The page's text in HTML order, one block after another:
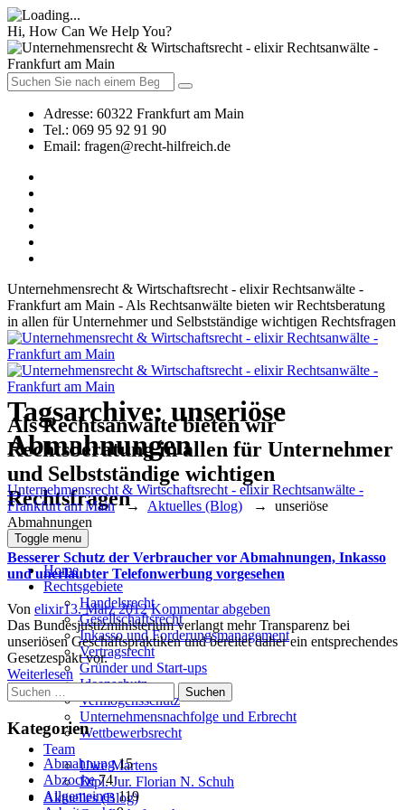
Hi, How Can We Help You?
Adresse: 60322 Frankfurt am Main
Tel.: 069 95 92 91 90
Email: fragen@recht-hilfreich.de
Unternehmensrecht & Wirtschaftsrecht - elixir Rechtsanwälte -
Frankfurt am Main - Als Rechtsanwälte bieten wir Rechtsberatung
in allen für Unternehmer und Selbstständige wichtigen Rechtsfragen
Als Rechtsanwälte bieten wir
Rechtsberatung in allen für Unternehmer
und Selbstständige wichtigen
Rechtsfragen
Toggle menu
Home
Rechtsgebiete
Handelsrecht
Gesellschaftsrecht
Inkasso und Forderungsmanagement
Vertragsrecht
Gründer und Start-ups
Ideenschutz
Vermögensschutz
Unternehmensnachfolge und Erbrecht
Wettbewerbsrecht
Team
Uwe Martens
Dipl. Jur. Florian N. Schuh
Aktuelles (Blog)
Tagsarchive:unseriöse
Abmahnungen
Unternehmensrecht & Wirtschaftsrecht - elixir Rechtsanwälte -
Frankfurt am Main → Aktuelles (Blog) → unseriöse
Abmahnungen
Besserer Schutz der Verbraucher vor Abmahnungen, Inkasso
und unerlaubter Telefonwerbung vorgesehen
Author
Von elixirPosted
on
13. März 2012 Kommentar abgeben
Das Bundesjustizministerium verlangt mehr Transparenz bei
unseriösen Geschäftspraktiken und bereitet daher ein entsprechendes
Gesetzespakt vor.
Weiterlesen
Suchen
nach:
Kategorien
Abmahnung 15
Abzocke 74
Allgemeines 119